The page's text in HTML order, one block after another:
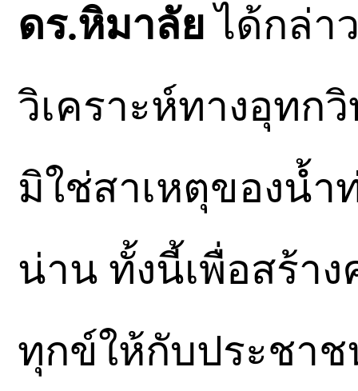
ดร.หิมาลัย ได้กล่า
วิเคราะห์ทางอุทก
มิใช่สาเหตุของน้ำ
น่าน ทั้งนี้เพื่อสร้า
ทุกข์ให้กับประชา